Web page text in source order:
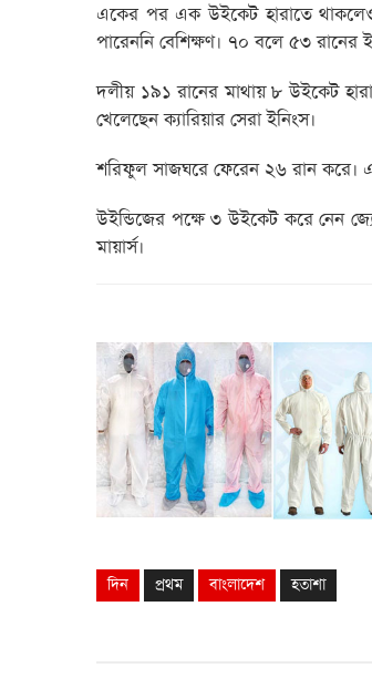
একের পর এক উইকেট হারাতে
পারেননি বেশিক্ষণ। ৭০ বলে ৫৩
দলীয় ১৯১ রানের মাথায় ৮ উইকেট
খেলেছেন ক্যারিয়ার সেরা ইনিংস।
শরিফুল সাজঘরে ফেরেন ২৬ রান করে।
উইন্ডিজের পক্ষে ৩ উইকেট করে নেন
মায়ার্স।
দিন প্রথম বাংলাদেশ হতাশা